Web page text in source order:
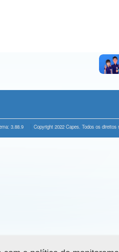
3.88.9 Copyright 2022 Capes. Todos os direitos